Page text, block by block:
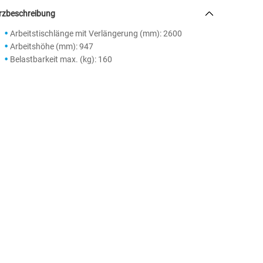
Arbeitstischlänge mit Verlängerung (mm): 2600
Arbeitshöhe (mm): 947
Belastbarkeit max. (kg): 160